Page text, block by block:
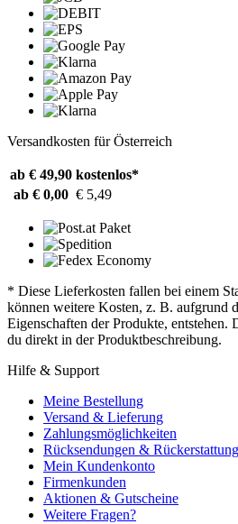
Versandkosten für Österreich
ab € 49,90 kostenlos*
ab € 0,00 € 5,49
* Diese Lieferkosten fallen bei einem
können weitere Kosten, z. B. aufgrund
Eigenschaften der Produkte, entstehen.
du direkt in der Produktbeschreibung.
Hilfe & Support
Meine Bestellung
Versand & Lieferung
Zahlungsmöglichkeiten
Rücksendungen &
Mein Kundenkonto
Firmenkunden
Aktionen & Gutscheine
Weitere Fragen?